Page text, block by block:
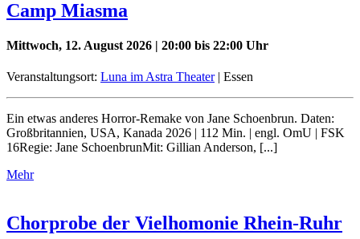
Camp Miasma
Mittwoch, 12. August 2026 | 20:00 bis 22:00 Uhr
Veranstaltungsort: Luna im Astra Theater| Essen
Ein etwas anderes Horror-Remake von Jane Schoenbrun. Daten:
Großbritannien, USA, Kanada 2026 | 112 Min. | engl. OmU | FSK
16Regie: Jane SchoenbrunMit: Gillian Anderson, [...]
Mehr
Chorprobe der Vielhomonie Rhein-Ruhr